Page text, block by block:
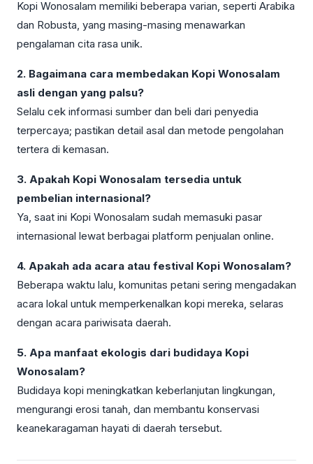
Kopi Wonosalam memiliki beberapa varian, seperti Arabika
dan Robusta, yang masing-masing menawarkan
pengalaman cita rasa unik.
2. Bagaimana cara membedakan Kopi Wonosalam
asli dengan yang palsu?
Selalu cek informasi sumber dan beli dari penyedia
terpercaya; pastikan detail asal dan metode pengolahan
tertera di kemasan.
3. Apakah Kopi Wonosalam tersedia untuk
pembelian internasional?
Ya, saat ini Kopi Wonosalam sudah memasuki pasar
internasional lewat berbagai platform penjualan online.
4. Apakah ada acara atau festival Kopi Wonosalam?
Beberapa waktu lalu, komunitas petani sering mengadakan
acara lokal untuk memperkenalkan kopi mereka, selaras
dengan acara pariwisata daerah.
5. Apa manfaat ekologis dari budidaya Kopi
Wonosalam?
Budidaya kopi meningkatkan keberlanjutan lingkungan,
mengurangi erosi tanah, dan membantu konservasi
keanekaragaman hayati di daerah tersebut.